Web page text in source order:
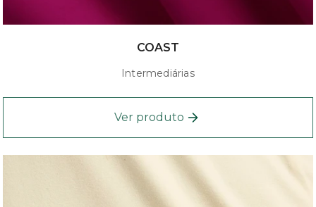
COAST
Intermediárias
Ver produto